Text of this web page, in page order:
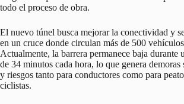
todo el proceso de obra.
El nuevo túnel busca mejorar la conectividad y
en un cruce donde circulan más de 500
Actualmente, la barrera permanece baja durante
de 34 minutos cada hora, lo que genera
y riesgos tanto para conductores como para
ciclistas.